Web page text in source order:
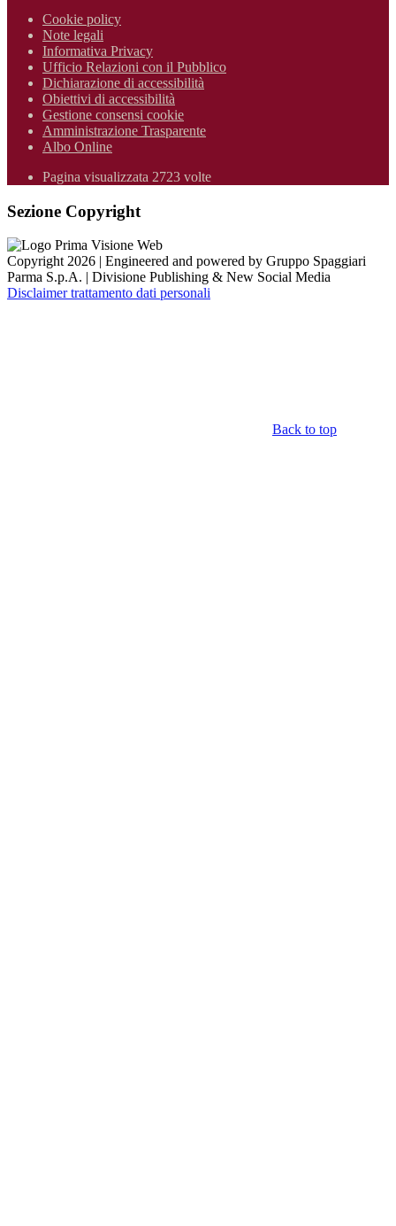
Cookie policy
Note legali
Informativa Privacy
Ufficio Relazioni con il Pubblico
Dichiarazione di accessibilità
Obiettivi di accessibilità
Gestione consensi cookie
Amministrazione Trasparente
Albo Online
Pagina visualizzata 2723 volte
Sezione Copyright
Copyright 2026 | Engineered and powered by Gruppo Spaggiari
Parma S.p.A. | Divisione Publishing & New Social Media
Disclaimer trattamento dati personali
Back to top